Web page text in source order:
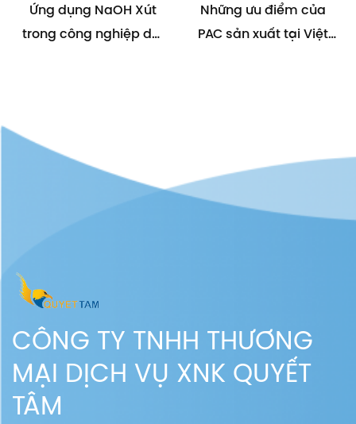
Ứng dụng NaOH Xút
trong công nghiệp dệt
Những ưu điểm của
PAC sản xuất tại Việt
CÔNG TY TNHH THƯƠNG
MẠI DỊCH VỤ XNK QUYẾT
TÂM